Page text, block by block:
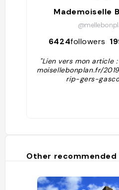
Mademoiselle
6424followers
"Lien vers mon article
moisellebonplan.fr/
rip-gers-
Other